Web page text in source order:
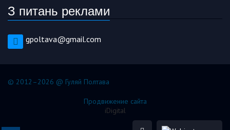
З питань реклами
gpoltava@gmail.com
© 2012–2026 @ Гуляй Полтава
Продвижение сайта
iDigital